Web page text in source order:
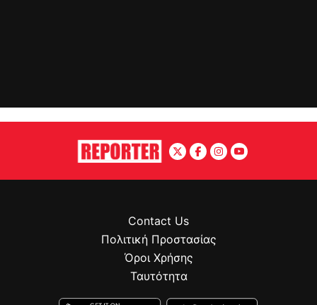
Contact Us
Πολιτική Προστασίας
Όροι Χρήσης
Ταυτότητα